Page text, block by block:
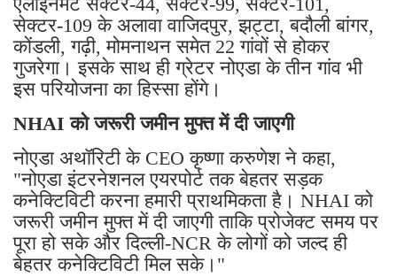
सेक्टर-109 के अलावा वाजिदपुर, झट्टा, बदौली बांगर,
कोंडली, गढ़ी, मोमनाथन समेत 22 गांवों से होकर
गुजरेगा। इसके साथ ही ग्रेटर नोएडा के तीन गांव भी
इस परियोजना का हिस्सा होंगे।
NHAI को जरूरी जमीन मुफ्त में दी जाएगी
नोएडा अथॉरिटी के CEO कृष्णा करुणेश ने कहा,
"नोएडा इंटरनेशनल एयरपोर्ट तक बेहतर सड़क
कनेक्टिविटी करना हमारी प्राथमिकता है। NHAI को
जरूरी जमीन मुफ्त में दी जाएगी ताकि प्रोजेक्ट समय पर
पूरा हो सके और दिल्ली-NCR के लोगों को जल्द ही
बेहतर कनेक्टिविटी मिल सके।"